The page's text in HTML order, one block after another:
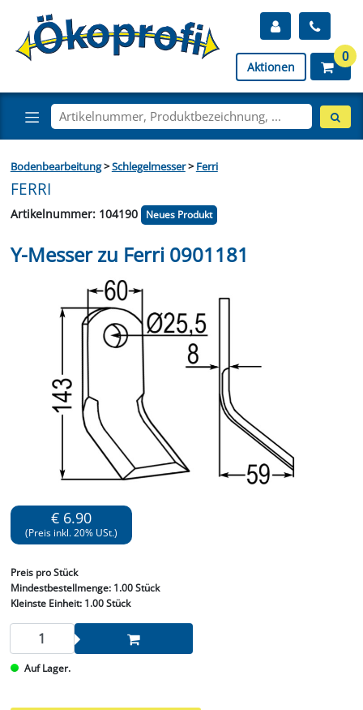
Aktionen
0
Bodenbearbeitung>Schlegelmesser>Ferri
FERRI
Artikelnummer: 104190 Neues Produkt
Y-Messer zu Ferri 0901181
€ 6.90
(Preis inkl. 20% USt.)
Preis pro Stück
Mindestbestellmenge: 1.00 Stück
Kleinste Einheit:1.00 Stück
Auf Lager.